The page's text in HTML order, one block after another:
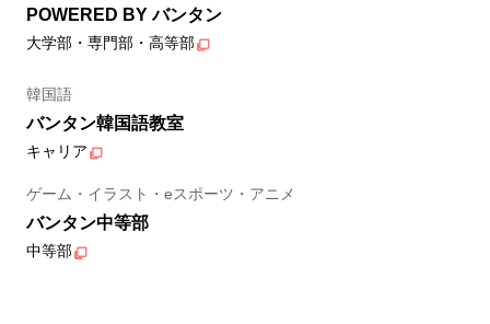
POWERED BY バンタン
大学部・専門部・高等部
韓国語
バンタン韓国語教室
キャリア
ゲーム・イラスト・eスポーツ・アニメ
バンタン中等部
中等部